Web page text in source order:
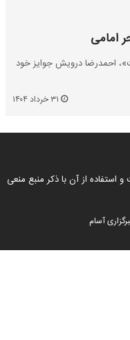
امامی
احمدرضا درویش جوایز خود
استفاده از آن با ذکر منبع منعی
آسام